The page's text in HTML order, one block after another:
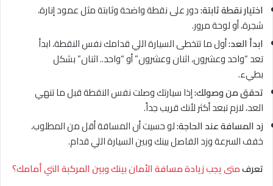
اختيار نقطة ثابتة:دور على نقطة واضحة وثابتة مثل عمود إنارة،
شجرة، أو لوحة مرور.
ابدأ العد:أول ما تتخطى السيارة اللي قدامك نفس النقطة، ابدأ
تعد “واحد وعشرون، اثنان وعشرون” أو “واحد.. اثنان” بشكل
بطيء.
تحقق من وصولك:إذا سيارتك وصلت نفس النقطة قبل ما تنهي
العد، لازم تبعد أكثر لأنك قريب جداً.
زد المسافة عند الحاجة:لو حسيت أن المسافة أقل من المطلوب،
خفف السرعة وزد الفاصل بينك وبين السيارة اللي قدام.
تعرفمتى يجب زيادة مسافة الأمان بينك وبين المركبة التي أمامك؟